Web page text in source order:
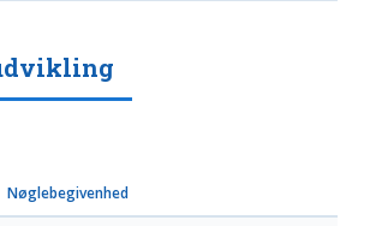
Nøglebegivenhed